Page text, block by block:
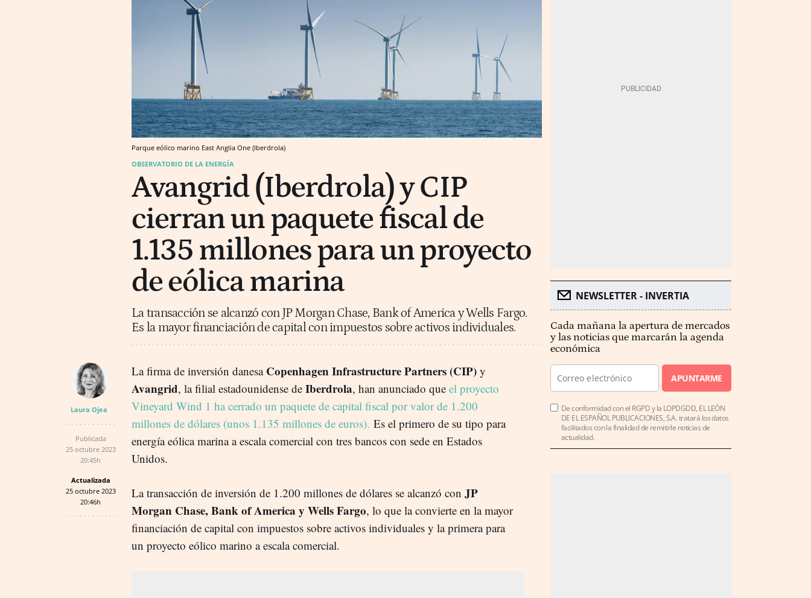
Parque eólico marino East Anglia One (Iberdrola)
OBSERVATORIO DE LA ENERGÍA
Avangrid (Iberdrola) y CIP
cierran un paquete fiscal de
1.135 millones para un proyecto
de eólica marina
La transacción se alcanzó con JP Morgan Chase, Bank of America y Wells Fargo.
Es la mayor financiación de capital con impuestos sobre activos individuales.
Laura Ojea
Publicada
25 octubre 2023
20:45h
Actualizada
25 octubre 2023
20:46h
La firma de inversión danesa Copenhagen Infrastructure Partners (CIP) y
Avangrid, la filial estadounidense de Iberdrola, han anunciado que el proyecto
Vineyard Wind 1 ha cerrado un paquete de capital fiscal por valor de 1.200
millones de dólares (unos 1.135 millones de euros). Es el primero de su tipo para
energía eólica marina a escala comercial con tres bancos con sede en Estados
Unidos.
La transacción de inversión de 1.200 millones de dólares se alcanzó con JP
Morgan Chase, Bank of America y Wells Fargo, lo que la convierte en la mayor
financiación de capital con impuestos sobre activos individuales y la primera para
un proyecto eólico marino a escala comercial.
NEWSLETTER - INVERTIA
Cada mañana la apertura de mercados
y las noticias que marcarán la agenda
económica
APUNTARME
De conformidad con el RGPD y la LOPDGDD, EL LEÓN
DE EL ESPAÑOL PUBLICACIONES, S.A. tratará los datos
facilitados con la finalidad de remitirle noticias de
actualidad.